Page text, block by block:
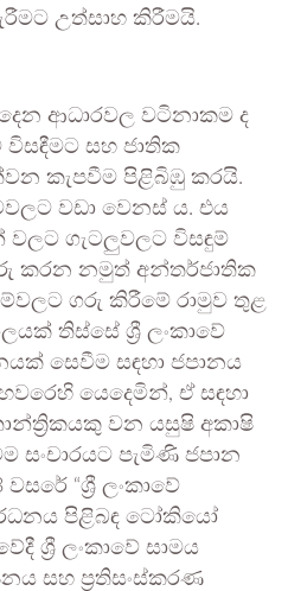
උත්සාහ කිරීමයි.
ආධාරවල වටිනාකම ද
විසඳීමට සහ ජාතික
කැපවීම පිළිබිඹු කරයි.
වඩා වෙනස් ය. එය
ගැටලුවලට විසඳුම්
කරන නමුත් අන්තර්ජාතික
ගරු කිරීමේ රාමුව තුළ
තිස්සේ ශ්‍රී ලංකාවේ
සෙවීම සඳහා ජපානය
යෙදෙමින්, ඒ සඳහා
වන යසුෂි අකාෂි
සංචාරයට පැමිණි ජපාන
“ශ්‍රී ලංකාවේ
පිළිබඳ ටෝකියෝ
ශ්‍රී ලංකාවේ සාමය
සහ ප්‍රතිසංස්කරණ